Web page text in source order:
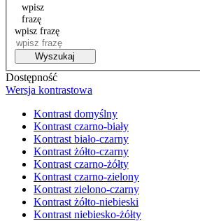
wpisz
frazę
wpisz frazę
Wyszukaj
Dostępność
Wersja kontrastowa
Kontrast domyślny
Kontrast czarno-biały
Kontrast biało-czarny
Kontrast żółto-czarny
Kontrast czarno-żółty
Kontrast czarno-zielony
Kontrast zielono-czarny
Kontrast żółto-niebieski
Kontrast niebiesko-żółty